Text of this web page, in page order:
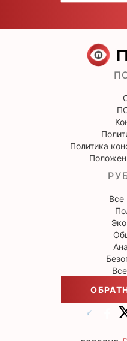
Политика
Все